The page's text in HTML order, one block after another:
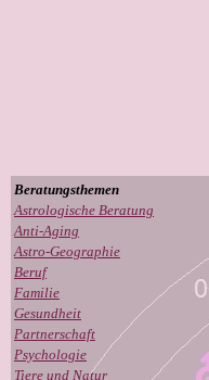
Beratungsthemen
Astrologische Beratung
Anti-Aging
Astro-Geographie
Beruf
Familie
Gesundheit
Partnerschaft
Psychologie
Tiere und Natur